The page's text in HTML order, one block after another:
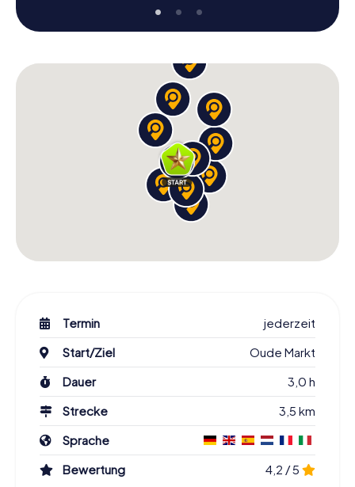
Termin
jederzeit
Start/Ziel
Oude Markt
Dauer
3,0 h
Strecke
3,5 km
Sprache
Bewertung
4,2 / 5